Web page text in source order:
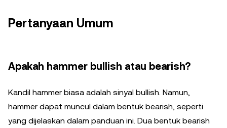
Pertanyaan Umum
Apakah hammer bullish atau bearish?
Kandil hammer biasa adalah sinyal bullish. Namun,
hammer dapat muncul dalam bentuk bearish, seperti
yang dijelaskan dalam panduan ini. Dua bentuk bearish